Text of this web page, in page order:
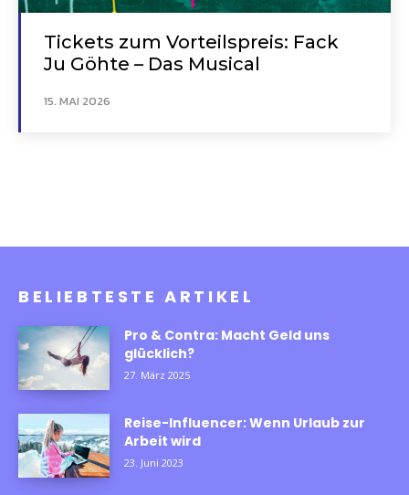
Tickets zum Vorteilspreis: Fack
Ju Göhte – Das Musical
15. MAI 2026
BELIEBTESTE ARTIKEL
Pro & Contra: Macht Geld uns
glücklich?
27. März 2025
Reise-Influencer: Wenn Urlaub zur
Arbeit wird
23. Juni 2023